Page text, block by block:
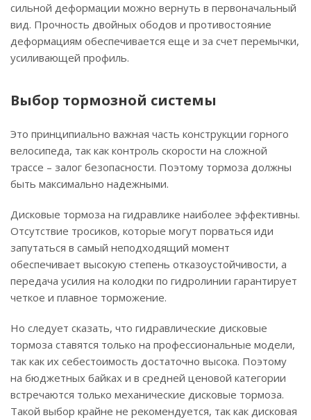
сильной деформации можно вернуть в первоначальный
вид. Прочность двойных ободов и противостояние
деформациям обеспечивается еще и за счет перемычки,
усиливающей профиль.
Выбор тормозной системы
Это принципиально важная часть конструкции горного
велосипеда, так как контроль скорости на сложной
трассе – залог безопасности. Поэтому тормоза должны
быть максимально надежными.
Дисковые тормоза на гидравлике наиболее эффективны.
Отсутствие тросиков, которые могут порваться иди
запутаться в самый неподходящий момент
обеспечивает высокую степень отказоустойчивости, а
передача усилия на колодки по гидролинии гарантирует
четкое и плавное торможение.
Но следует сказать, что гидравлические дисковые
тормоза ставятся только на профессиональные модели,
так как их себестоимость достаточно высока. Поэтому
на бюджетных байках и в средней ценовой категории
встречаются только механические дисковые тормоза.
Такой выбор крайне не рекомендуется, так как дисковая